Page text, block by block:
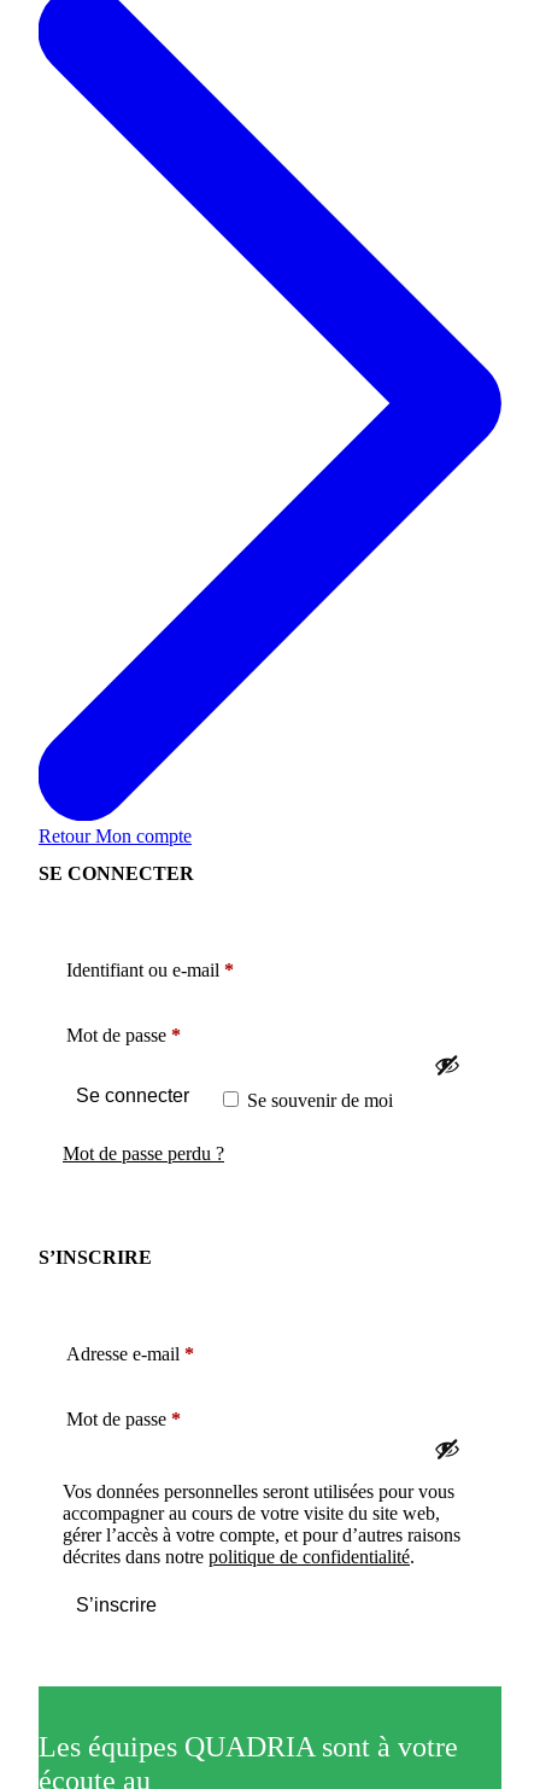
RetourMon compte
SE CONNECTER
Identifiant ou e-mail *Obligatoire
Mot de passe *Obligatoire
Se souvenir de moi
Se connecter
Mot de passe perdu ?
S’INSCRIRE
Adresse e-mail *Obligatoire
Mot de passe *Obligatoire
Vos données personnelles seront utilisées pour vous
accompagner au cours de votre visite du site web,
gérer l’accès à votre compte, et pour d’autres raisons
décrites dans notre politique de confidentialité.
S’inscrire
Les équipes QUADRIA sont à votre
écoute au